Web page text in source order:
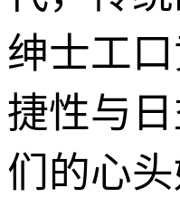
绅士工
捷性与
们的心头